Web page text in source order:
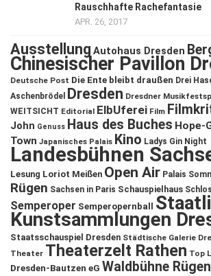
Rauschhafte Rachefantasie
APR. 26, 2017
Ausstellung Autohaus Dresden
Chinesischer Pavillon
Deutsche Post Die Ente bleibt draußen Drei
Aschenbrödel
Dresden Dresdner
WEITSICHT Editorial ElbUferei Film
John Genuss Haus des Buches Hope-
Town Japanisches Palais Kino Ladys Gin Night
Landesbühnen
Lesung Loriot Meißen Open Air Palais
Rügen Sachsen in Paris Schauspielhaus
Semperoper Semperopernball
Kunstsammlungen
Staatsschauspiel Dresden Städtische Galerie
Theater Theaterzelt Rathen Top
Dresden-Bautzen eG Waldbühne Rügen